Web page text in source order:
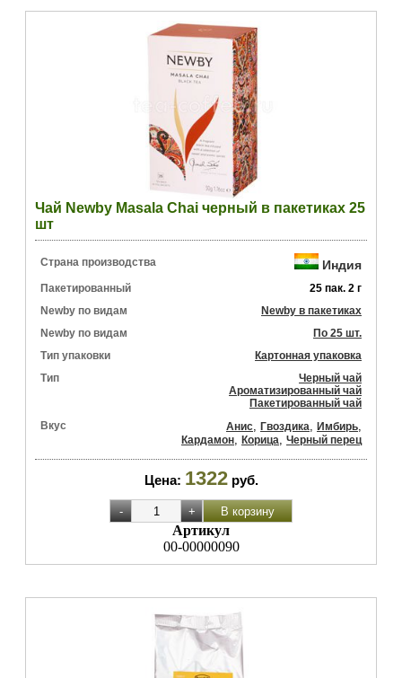
Чай Newby Masala Chai черный в пакетиках 25
шт
Страна производства Индия
Пакетированный
25 пак. 2 г
Newby по видам
Newby в пакетиках
Newby по видам
По 25 шт.
Тип упаковки
Картонная упаковка
Тип
Черный чай
Ароматизированный чай
Пакетированный чай
Вкус
Анис, Гвоздика, Имбирь,
Кардамон, Корица, Черный перец
Цена: 1322 руб.
Артикул
00-00000090